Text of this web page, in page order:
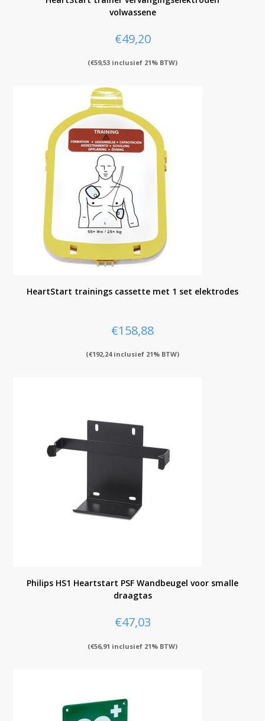
volwassene
€49,20
(€59,53 inclusief 21% BTW)
HeartStart trainings cassette met 1 set elektrodes
€158,88
(€192,24inclusief 21% BTW)
Philips HS1 Heartstart PSF Wandbeugel voor smalle
draagtas
€47,03
(€56,91 inclusief 21% BTW)